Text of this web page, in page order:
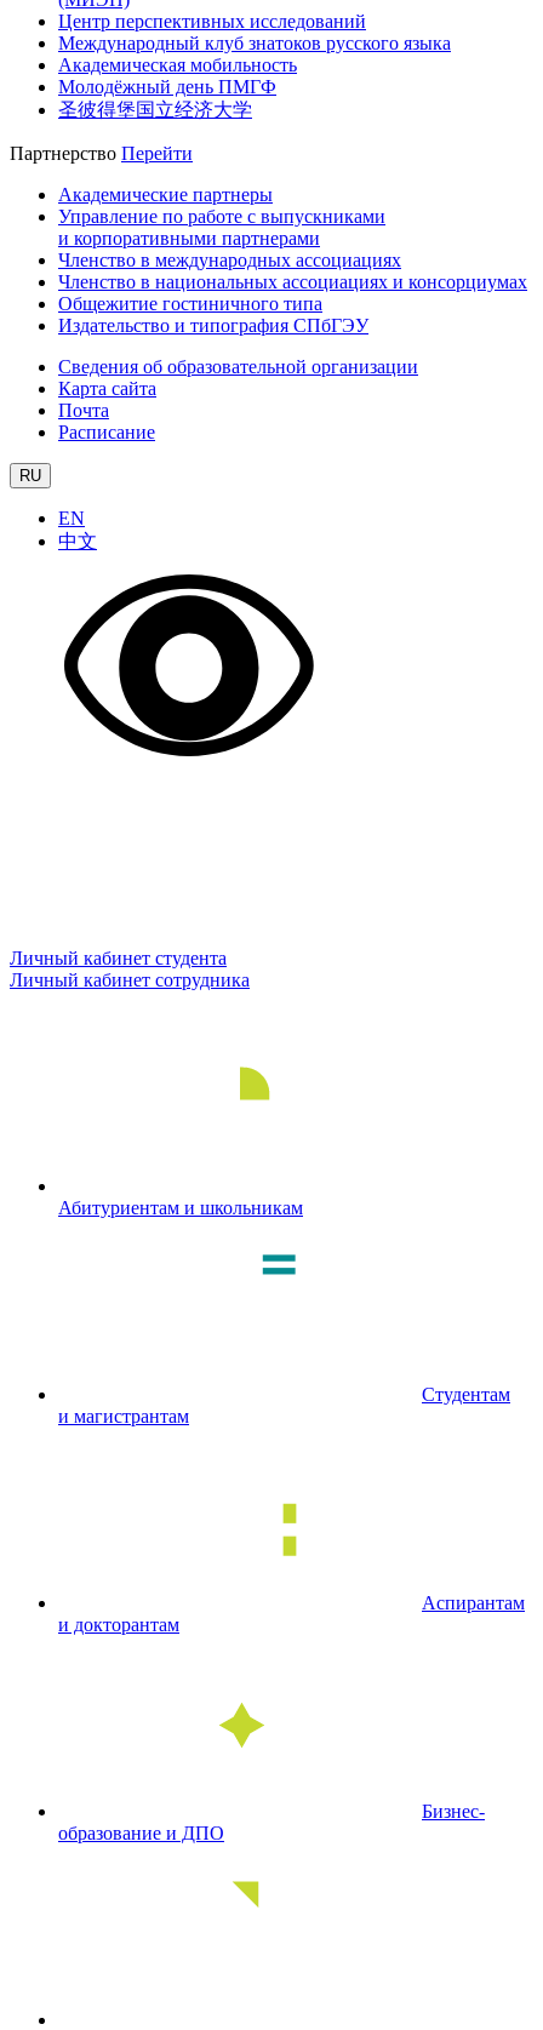
Центр перспективных исследований
Международный клуб знатоков русского языка
Академическая мобильность
Молодёжный день ПМГФ
圣彼得堡国立经济大学
Партнерство Перейти
Академические партнеры
Управление по работе с выпускниками
и корпоративными партнерами
Членство в международных ассоциациях
Членство в национальных ассоциациях и консорциумах
Общежитие гостиничного типа
Издательство и типография СПбГЭУ
Сведения об образовательной организации
Карта сайта
Почта
Расписание
RU
EN
中文
Личный кабинет студента
Личный кабинет сотрудника
Абитуриентам и школьникам
Студентам
и магистрантам
Аспирантам
и докторантам
Бизнес-
образование и ДПО